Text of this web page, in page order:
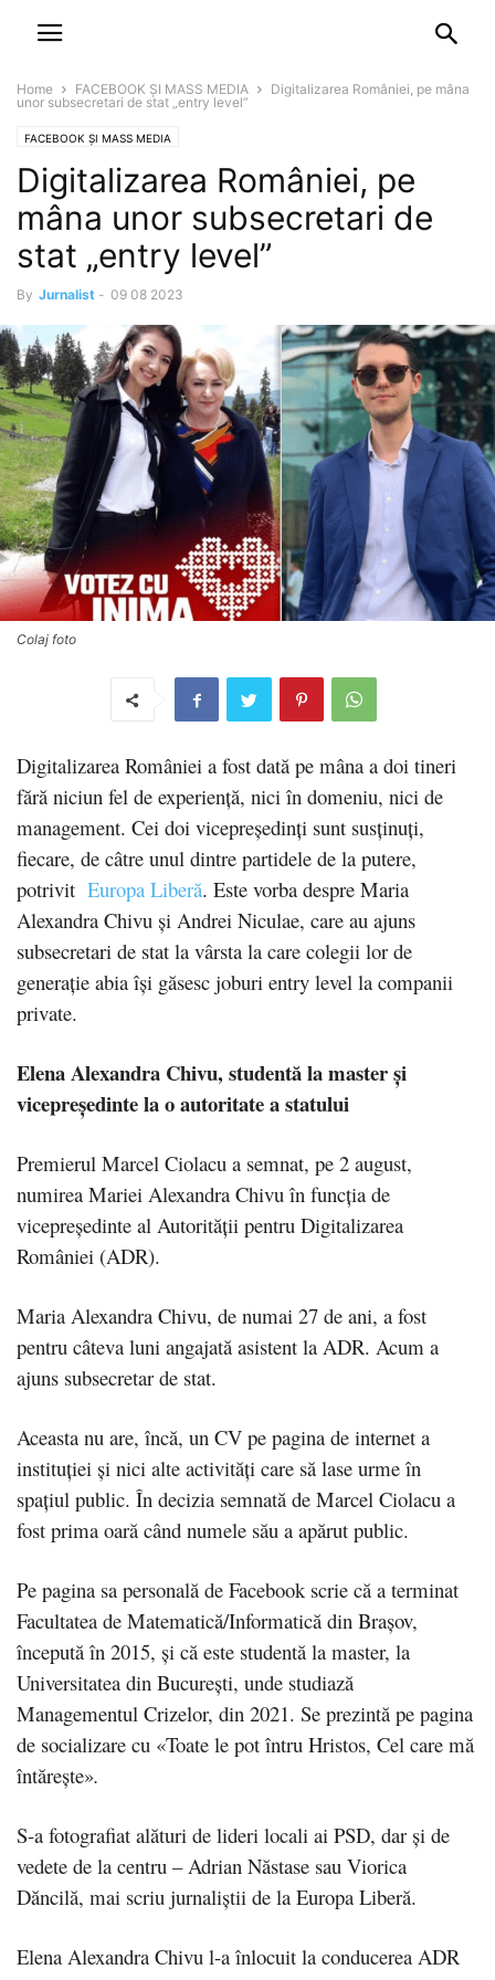
Home FACEBOOK ȘI MASS MEDIA
Digitalizarea României, pe mâna
unor subsecretari de stat „entry level”
FACEBOOK ȘI MASS MEDIA
Digitalizarea României, pe
mâna unor subsecretari de
stat „entry level”
By Jurnalist - 09 08 2023
Colaj foto
Digitalizarea României a fost dată pe mâna a doi tineri
fără niciun fel de experiență, nici în domeniu, nici de
management. Cei doi vicepreședinți sunt susținuți,
fiecare, de câtre unul dintre partidele de la putere,
potrivit Europa Liberă. Este vorba despre Maria
Alexandra Chivu și Andrei Niculae, care au ajuns
subsecretari de stat la vârsta la care colegii lor de
generație abia își găsesc joburi entry level la companii
private.
Elena Alexandra Chivu, studentă la master și
vicepreședinte la o autoritate a statului
Premierul Marcel Ciolacu a semnat, pe 2 august,
numirea Mariei Alexandra Chivu în funcția de
vicepreședinte al Autorității pentru Digitalizarea
României (ADR).
Maria Alexandra Chivu, de numai 27 de ani, a fost
pentru câteva luni angajată asistent la ADR. Acum a
ajuns subsecretar de stat.
Aceasta nu are, încă, un CV pe pagina de internet a
instituției și nici alte activități care să lase urme în
spațiul public. În decizia semnată de Marcel Ciolacu a
fost prima oară când numele său a apărut public.
Pe pagina sa personală de Facebook scrie că a terminat
Facultatea de Matematică/Informatică din Brașov,
începută în 2015, și că este studentă la master, la
Universitatea din București, unde studiază
Managementul Crizelor, din 2021. Se prezintă pe pagina
de socializare cu «Toate le pot întru Hristos, Cel care mă
întăreşte».
S-a fotografiat alături de lideri locali ai PSD, dar și de
vedete de la centru – Adrian Năstase sau Viorica
Dăncilă, mai scriu jurnaliștii de la Europa Liberă.
Elena Alexandra Chivu l-a înlocuit la conducerea ADR